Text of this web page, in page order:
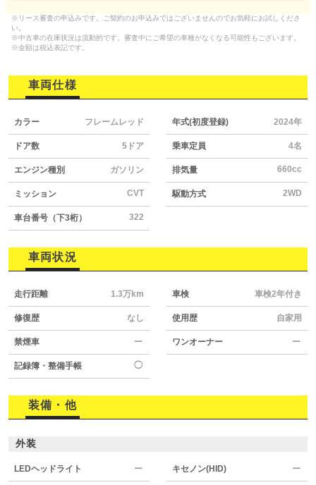
※リース審査の申込みです。ご契約のお申込みではございませんのでお気軽にお試しくださ
い。
※中古車の在庫状況は流動的です。審査中にご希望の車種がなくなる可能性もございます。
※金額は税込表記です。
車両仕様
カラー フレームレッド 年式(初度登録) 2024年
ドア数 5ドア 乗車定員 4名
エンジン種別 ガソリン 排気量 660cc
ミッション CVT 駆動方式 2WD
車台番号（下3桁） 322
車両状況
走行距離 1.3万km 車検 車検2年付き
修復歴 なし 使用歴 自家用
禁煙車 ー ワンオーナー ー
記録簿・整備手帳 ◯
装備・他
外装
LEDヘッドライト ー キセノン(HID) ー